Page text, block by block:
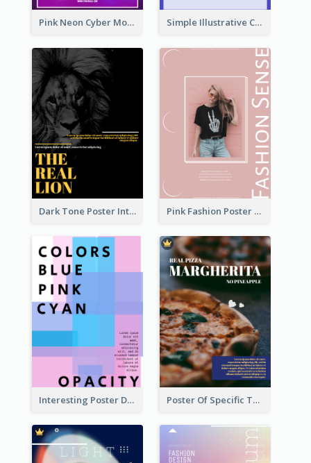
Pink Neon Cyber Monday Sale Poster Simple Illustrative Cyber Monday Sales Poster Design
Dark Tone Poster Introducing Animals Pink Fashion Poster Design With Clear Description
Interesting Poster Design By Matching Multiple Colour Poster Of Specific Type Of Pizza